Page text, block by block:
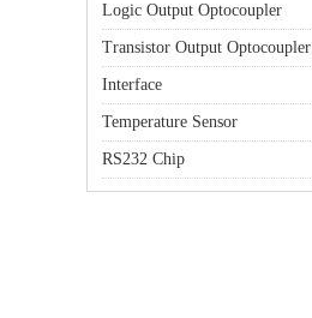
Logic Output Optocoupler
Transistor Output Optocoupler
Interface
Temperature Sensor
RS232 Chip